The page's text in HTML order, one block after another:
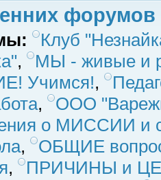
форумов
Клуб
,
МЫ - живые и
Учимся!,
,
ООО
о МИССИИ и
,
ОБЩИЕ
,
ПРИЧИНЫ и